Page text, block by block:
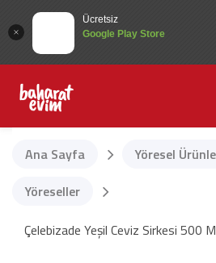
Ücretsiz
Google Play Store
Ana Sayfa
Yöresel
Yöreseller
Çelebizade Yeşil Ceviz Sirkesi 500